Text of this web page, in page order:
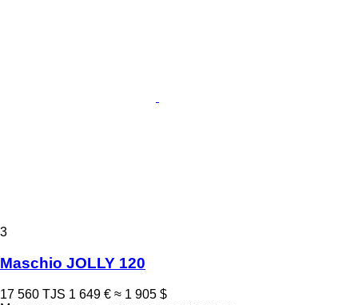
3
Maschio JOLLY 120
17 560 TJS 1 649 € ≈ 1 905 $